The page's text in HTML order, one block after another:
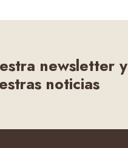
newsletter y
noticias